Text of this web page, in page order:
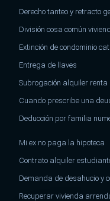
Derecho tanteo y retracto
División cosa común
Extinción de condominio
Entrega de llaves
Subrogación alquiler
Cuando prescribe una
Deducción por familia
Mi ex no paga la hipoteca
Contrato alquiler
Demanda de desahucio y
Recuperar vivienda